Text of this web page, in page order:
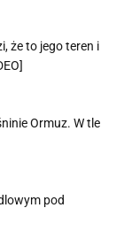
że to jego teren i
Ormuz. W tle
pod